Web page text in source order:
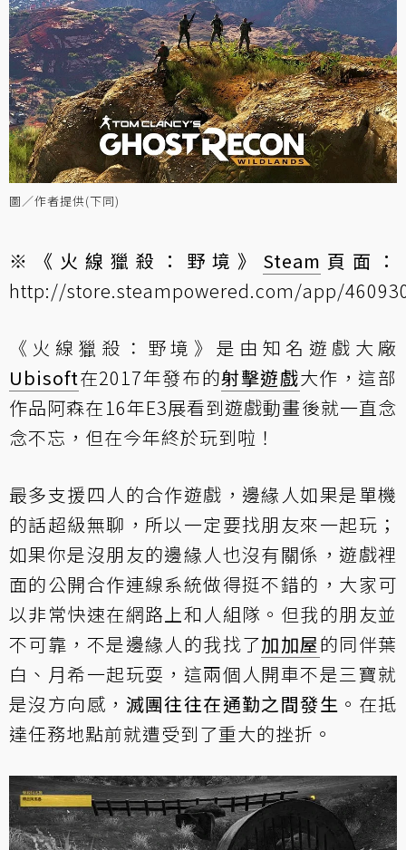
圖／作者提供(下同)
※《火線獵殺：野境》 Steam 頁面：
http://store.steampowered.com/app/
《火線獵殺：野境》是由知名遊戲大廠
Ubisoft在2017年發布的射擊遊戲大作，這部
作品阿森在16年E3展看到遊戲動畫後就一直念
念不忘，但在今年終於玩到啦！
最多支援四人的合作遊戲，邊緣人如果是單機
的話超級無聊，所以一定要找朋友來一起玩；
如果你是沒朋友的邊緣人也沒有關係，遊戲裡
面的公開合作連線系統做得挺不錯的，大家可
以非常快速在網路上和人組隊。但我的朋友並
不可靠，不是邊緣人的我找了加加屋的同伴葉
白 、 月希一起玩耍，這兩個人開車不是三寶就
是沒方向感， 滅團往往在通勤之間發生 。在抵
達任務地點前就遭受到了重大的挫折。